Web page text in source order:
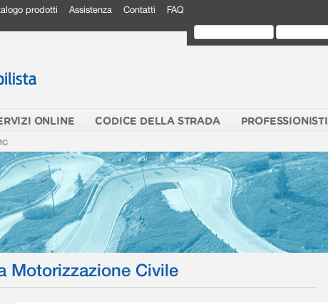
prodotti Assistenza Contatti FAQ
ONLINE CODICE DELLA STRADA PROFESSIONISTI
Motorizzazione Civile